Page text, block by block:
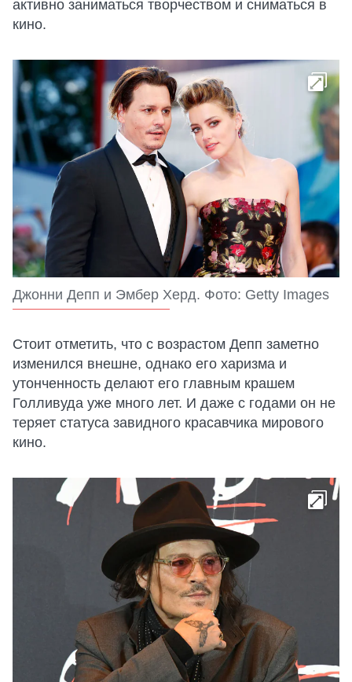
активно заниматься творчеством и сниматься в
кино.
Джонни Депп и Эмбер Херд. Фото: Getty Images
Стоит отметить, что с возрастом Депп заметно
изменился внешне, однако его харизма и
утонченность делают его главным крашем
Голливуда уже много лет. И даже с годами он не
теряет статуса завидного красавчика мирового
кино.